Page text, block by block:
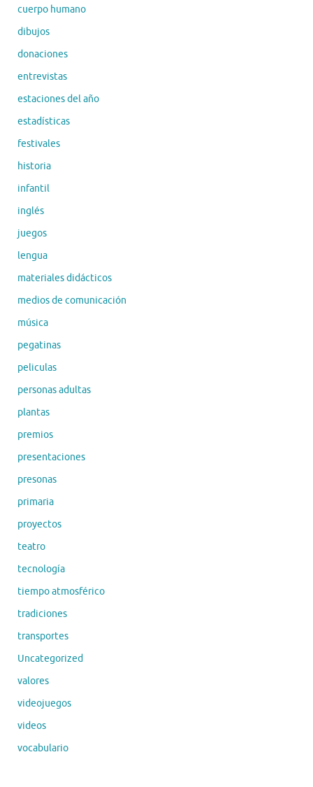
cuerpo humano
dibujos
donaciones
entrevistas
estaciones del año
estadísticas
festivales
historia
infantil
inglés
juegos
lengua
materiales didácticos
medios de comunicación
música
pegatinas
peliculas
personas adultas
plantas
premios
presentaciones
presonas
primaria
proyectos
teatro
tecnología
tiempo atmosférico
tradiciones
transportes
Uncategorized
valores
videojuegos
videos
vocabulario